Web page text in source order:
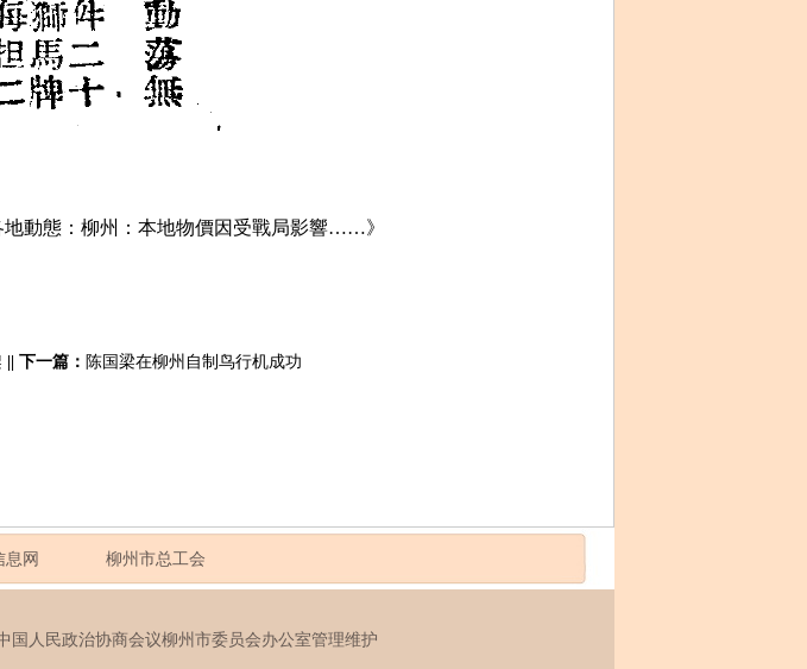
地動態：柳州：本地物價因受戰局影響……》
下一篇： 陈国梁在柳州自制鸟行机成功
息网 柳州市总工会
民政治协商会议柳州市委员会办公室管理维护